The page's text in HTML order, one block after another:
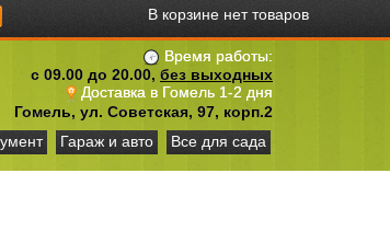
В корзине нет товаров
Время работы:
с 09.00 до 20.00, без выходных
Доставка в Гомель 1-2 дня
Гомель, ул. Советская, 97, корп.2
Гараж и авто Все для сада